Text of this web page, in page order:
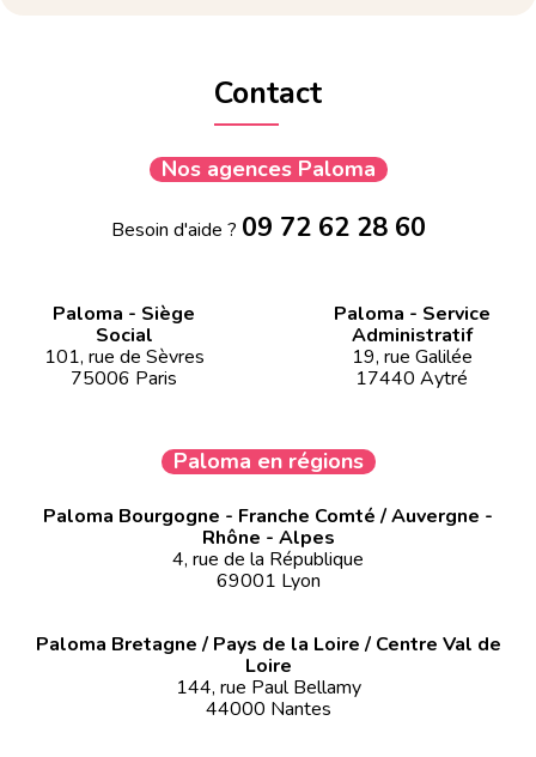
Contact
Nos agences Paloma
Besoin d'aide ? 09 72 62 28 60
Paloma - Siège
Social
101, rue de Sèvres
75006 Paris
Paloma - Service
Administratif
19, rue Galilée
17440 Aytré
Paloma en régions
Paloma Bourgogne - Franche Comté / Auvergne -
Rhône - Alpes
4, rue de la République
69001 Lyon
Paloma Bretagne / Pays de la Loire / Centre Val de
Loire
144, rue Paul Bellamy
44000 Nantes